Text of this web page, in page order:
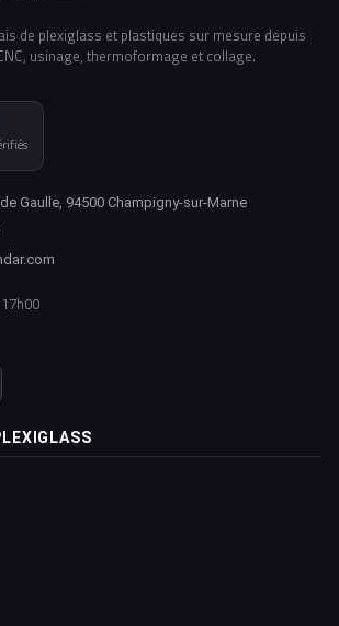
de plexiglass et plastiques sur mesure depuis
usinage, thermoformage et collage.
Gaulle, 94500 Champigny-sur-Marne